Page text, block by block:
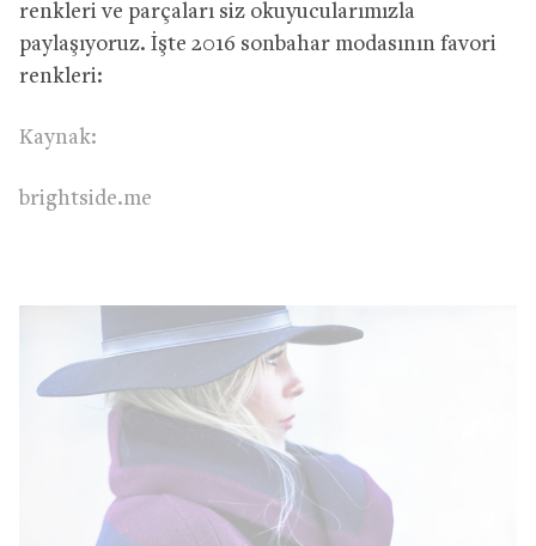
renkleri ve parçaları siz okuyucularımızla
paylaşıyoruz. İşte 2016 sonbahar modasının favori
renkleri:
Kaynak:
brightside.me